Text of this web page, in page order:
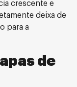
crescente e
deixa de
para a
de